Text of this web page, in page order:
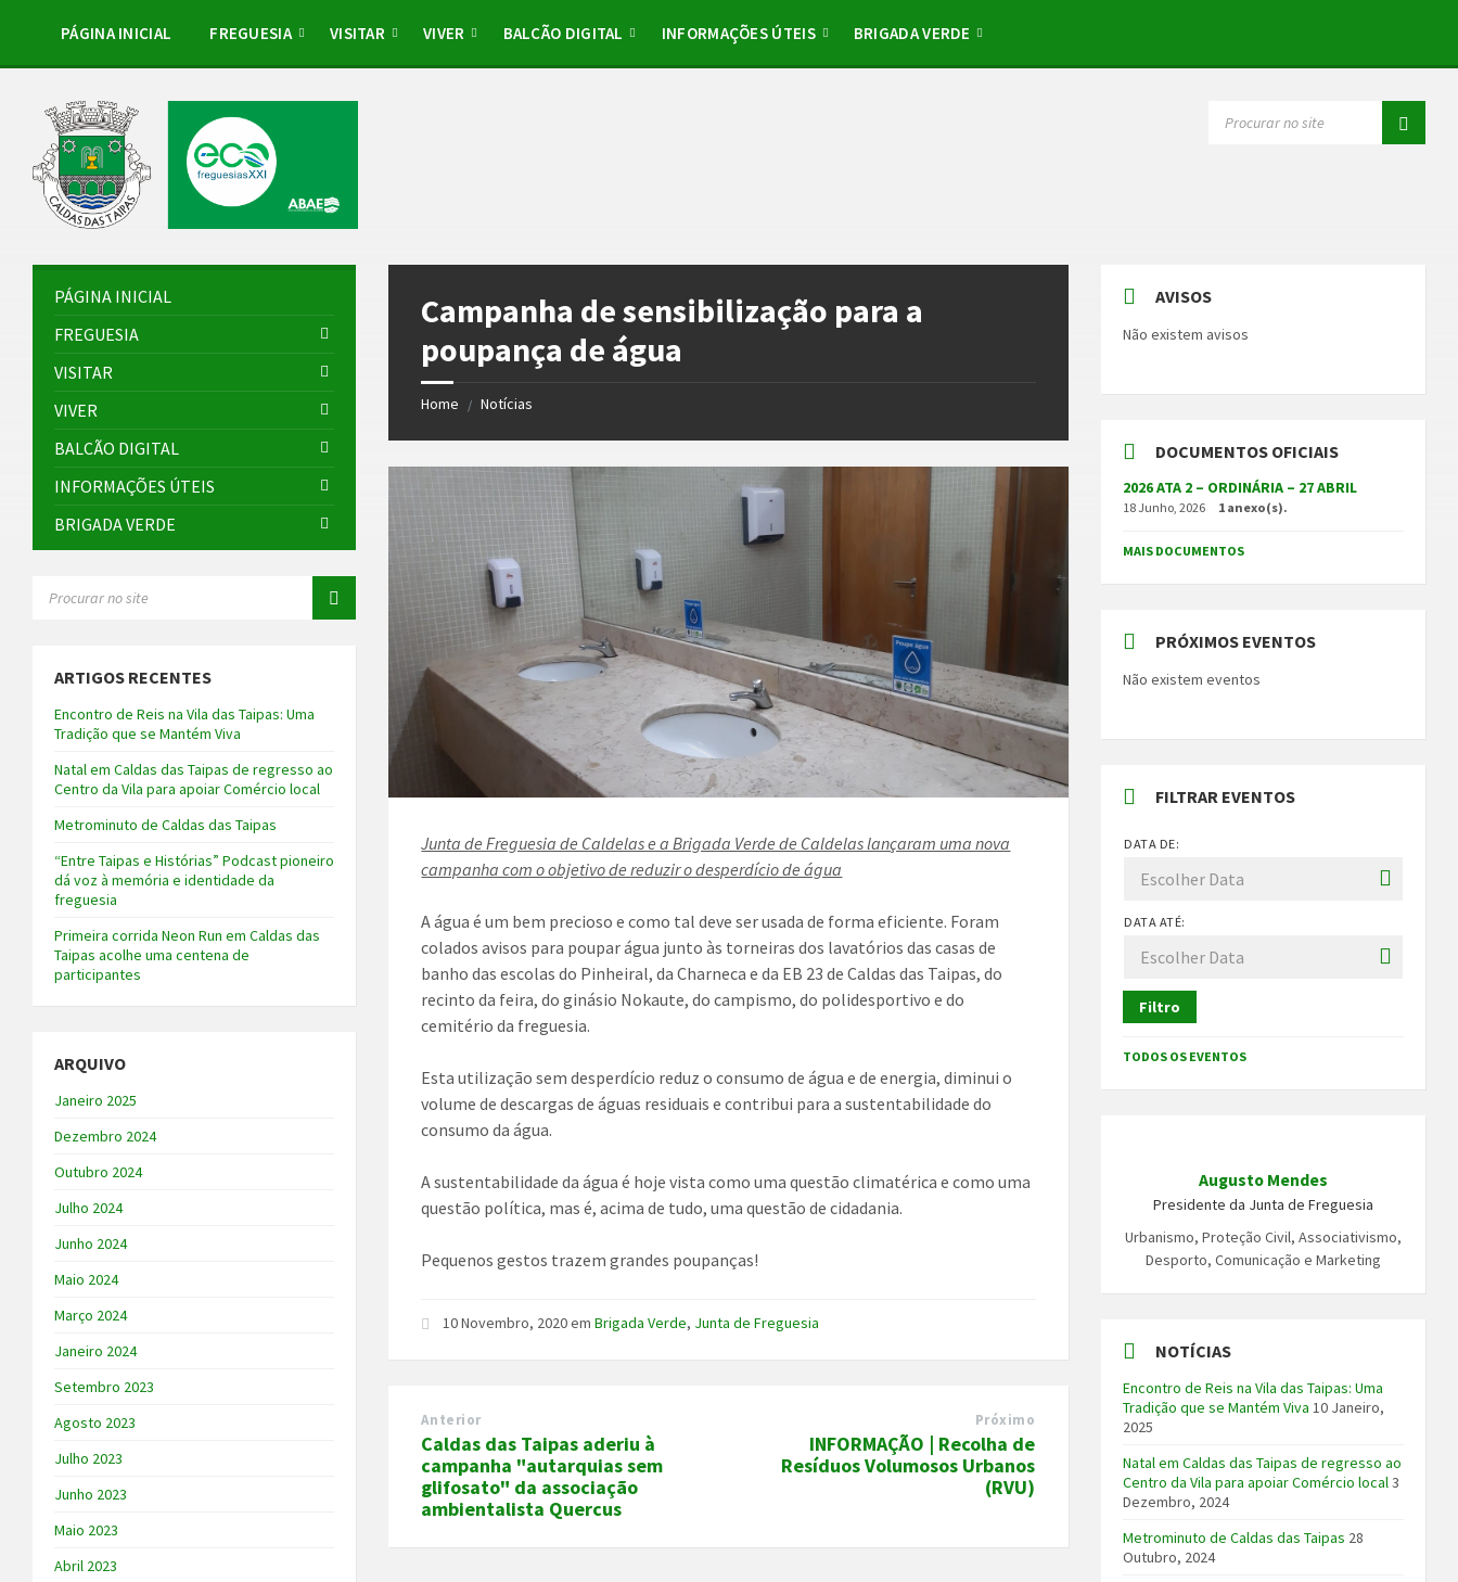
sidebar
sidebar
PÁGINA INICIAL FREGUESIA VISITAR VIVER BALCÃO DIGITAL INFORMAÇÕES ÚTEIS BRIGADA VERDE
Campanha de sensibilização para a
poupança de água
Home / Notícias
Junta de Freguesia de Caldelas e a Brigada Verde de Caldelas lançaram uma nova
campanha com o objetivo de reduzir o desperdício de água
A água é um bem precioso e como tal deve ser usada de forma eficiente. Foram
colados avisos para poupar água junto às torneiras dos lavatórios das casas de
banho das escolas do Pinheiral, da Charneca e da EB 23 de Caldas das Taipas, do
recinto da feira, do ginásio Nokaute, do campismo, do polidesportivo e do
cemitério da freguesia.
Esta utilização sem desperdício reduz o consumo de água e de energia, diminui o
volume de descargas de águas residuais e contribui para a sustentabilidade do
consumo da água.
A sustentabilidade da água é hoje vista como uma questão climatérica e como uma
questão política, mas é, acima de tudo, uma questão de cidadania.
Pequenos gestos trazem grandes poupanças!
10 Novembro, 2020emBrigada Verde, Junta de Freguesia
Anterior
Caldas das Taipas aderiu à
campanha "autarquias sem
glifosato" da associação
ambientalista Quercus
Próximo
INFORMAÇÃO | Recolha de
Resíduos Volumosos Urbanos
(RVU)
PÁGINA INICIAL
FREGUESIA
VISITAR
VIVER
BALCÃO DIGITAL
INFORMAÇÕES ÚTEIS
BRIGADA VERDE
ARTIGOS RECENTES
Encontro de Reis na Vila das Taipas: Uma
Tradição que se Mantém Viva
Natal em Caldas das Taipas de regresso ao
Centro da Vila para apoiar Comércio local
Metrominuto de Caldas das Taipas
“Entre Taipas e Histórias” Podcast pioneiro
dá voz à memória e identidade da
freguesia
Primeira corrida Neon Run em Caldas das
Taipas acolhe uma centena de
participantes
ARQUIVO
Janeiro 2025
Dezembro 2024
Outubro 2024
Julho 2024
Junho 2024
Maio 2024
Março 2024
Janeiro 2024
Setembro 2023
Agosto 2023
Julho 2023
Junho 2023
Maio 2023
Abril 2023
AVISOS
Não existem avisos
DOCUMENTOS OFICIAIS
2026 ATA 2 – ORDINÁRIA – 27 ABRIL
18 Junho, 2026 1 anexo(s).
MAIS DOCUMENTOS
PRÓXIMOS EVENTOS
Não existem eventos
FILTRAR EVENTOS
DATA DE:
DATA ATÉ:
Filtro
TODOS OS EVENTOS
Augusto Mendes
Presidente da Junta de Freguesia
Urbanismo, Proteção Civil, Associativismo,
Desporto, Comunicação e Marketing
NOTÍCIAS
Encontro de Reis na Vila das Taipas: Uma
Tradição que se Mantém Viva 10 Janeiro,
2025
Natal em Caldas das Taipas de regresso ao
Centro da Vila para apoiar Comércio local3
Dezembro, 2024
Metrominuto de Caldas das Taipas 28
Outubro, 2024